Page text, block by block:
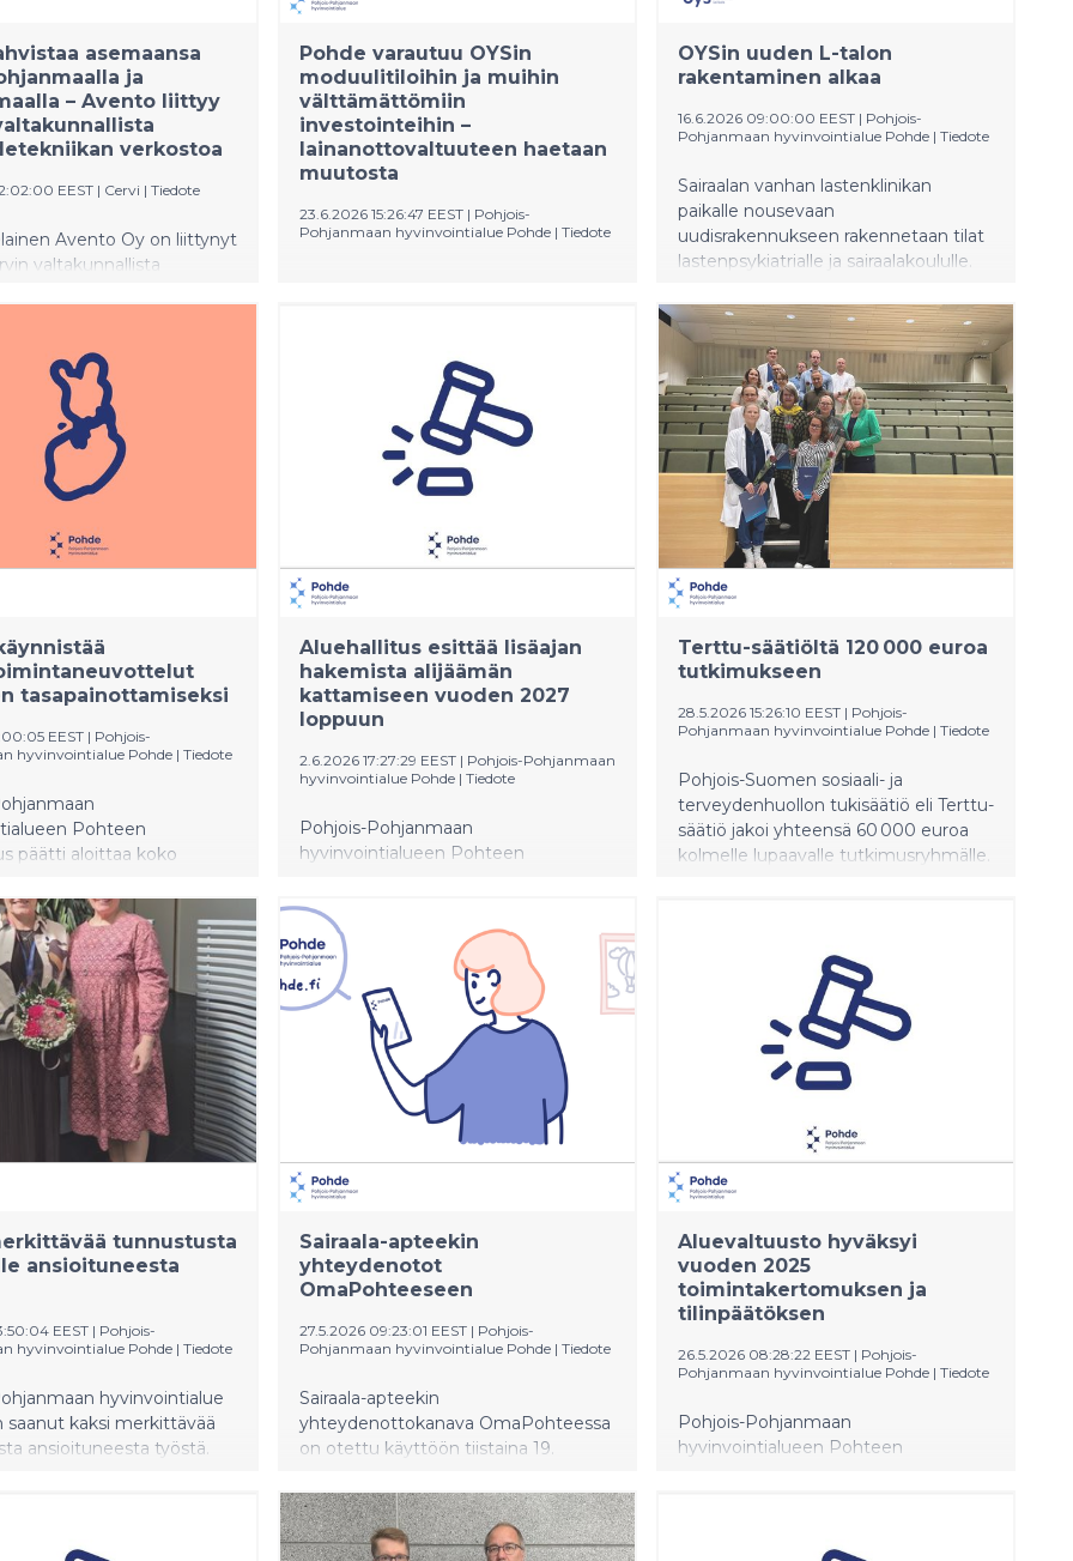
asemaansa
ja
– Avento liittyy
verkostoa
EEST | Cervi | Tiedote
Avento Oy on liittynyt
valtakunnallista
ja tuo konsernille
toimipisteet
ja Vaasaan.
Pohde varautuu OYSin
moduulitiloihin ja muihin
välttämättömiin
investointeihin –
lainanottovaltuuteen haetaan
muutosta
23.6.2026 15:26:47 EEST | Pohjois-
Pohjanmaan hyvinvointialue Pohde | Tiedote
viimeiseen kokoukseen ennen
kesätaukoa puheenjohtaja Mirja
Vehkaperän johdolla. Aluehallitus
päätti edetä OYSin moduulitilojen
hankinnassa. Vuosien 2026 ja 2027
lainanottovaltuuksiin haetaan
OYSin uuden L-talon
rakentaminen alkaa
16.6.2026 09:00:00 EEST | Pohjois-
Pohjanmaan hyvinvointialue Pohde | Tiedote
Sairaalan vanhan lastenklinikan
paikalle nousevaan
uudisrakennukseen rakennetaan tilat
lastenpsykiatrialle ja sairaalakoululle.
tasapainottamiseksi
EEST | Pohjois-
hyvinvointialue Pohde | Tiedote
Pohteen
päätti aloittaa koko
taloustilanteen vuoksi.
tavoitteena on
henkilöstökuluja arviolta
eurolla vuonna
sosiaali- ja
palautetaan
valmisteltavaksi.
Aluehallitus esittää lisäajan
hakemista alijäämän
kattamiseen vuoden 2027
loppuun
2.6.2026 17:27:29 EEST | Pohjois-Pohjanmaan
hyvinvointialue Pohde | Tiedote
Pohjois-Pohjanmaan
hyvinvointialueen Pohteen
puheenjohtaja Mirja Vehkaperän
johdolla. Aluehallitus esittää
aluevaltuustolle, että Pohde hakee
alijäämien kattamiselle lisäaikaa
vuoden 2027 loppuun.
Terttu-säätiöltä 120 000 euroa
tutkimukseen
28.5.2026 15:26:10 EEST | Pohjois-
Pohjanmaan hyvinvointialue Pohde | Tiedote
Pohjois-Suomen sosiaali- ja
terveydenhuollon tukisäätiö eli Terttu-
säätiö jakoi yhteensä 60 000 euroa
kolmelle lupaavalle tutkimusryhmälle.
tutkimusta, joka kohdentuu
palvelujärjestelmään. Tänä vuonna
haluttiin palkita etenkin uusia,
lupaavia tutkimusryhmiä.
tunnustusta
ansioituneesta
EEST | Pohjois-
hyvinvointialue Pohde | Tiedote
hyvinvointialue
saanut kaksi merkittävää
ansioituneesta työstä.
Ilkka Luoma
Sairaala-apteekin
yhteydenotot
OmaPohteeseen
27.5.2026 09:23:01 EEST | Pohjois-
Pohjanmaan hyvinvointialue Pohde | Tiedote
Sairaala-apteekin
yhteydenottokanava OmaPohteessa
on otettu käyttöön tiistaina 19.
sähköinen sairaala-apteekkiresepti,
ohjataan jatkossa puhelun sijaan
OmaPohteen
Aluevaltuusto hyväksyi
vuoden 2025
toimintakertomuksen ja
tilinpäätöksen
26.5.2026 08:28:22 EEST | Pohjois-
Pohjanmaan hyvinvointialue Pohde | Tiedote
Pohjois-Pohjanmaan
hyvinvointialueen Pohteen